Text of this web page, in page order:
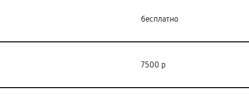
бесплатно
7500 р